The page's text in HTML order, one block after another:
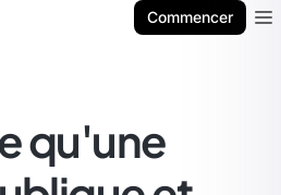
Commencer
qu'une